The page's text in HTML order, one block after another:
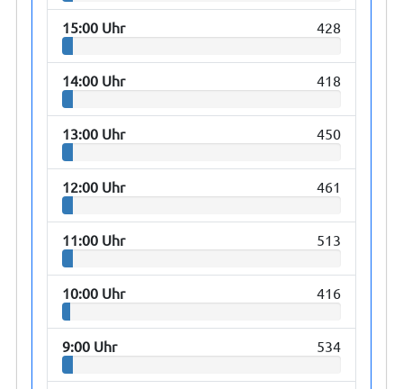
15:00 Uhr 428
14:00 Uhr 418
13:00 Uhr 450
12:00 Uhr 461
11:00 Uhr 513
10:00 Uhr 416
9:00 Uhr 534